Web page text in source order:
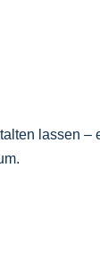
lassen –